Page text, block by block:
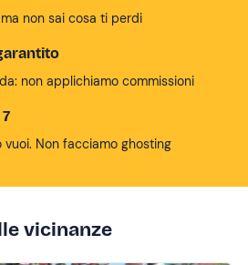
non sai cosa ti perdi
non applichiamo commissioni
Non facciamo ghosting
vicinanze